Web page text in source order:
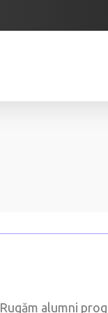
Rugăm alumni